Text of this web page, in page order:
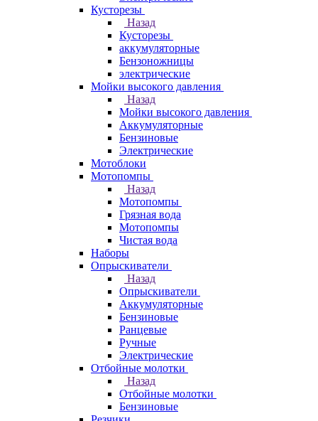
Кусторезы
Назад
Кусторезы
аккумуляторные
Бензоножницы
электрические
Мойки высокого давления
Назад
Мойки высокого давления
Аккумуляторные
Бензиновые
Электрические
Мотоблоки
Мотопомпы
Назад
Мотопомпы
Грязная вода
Мотопомпы
Чистая вода
Наборы
Опрыскиватели
Назад
Опрыскиватели
Аккумуляторные
Бензиновые
Ранцевые
Ручные
Электрические
Отбойные молотки
Назад
Отбойные молотки
Бензиновые